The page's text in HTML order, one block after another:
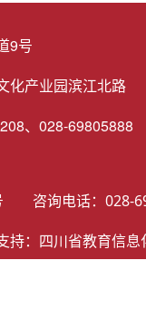
9号
化产业园滨江北路
、028-69805888
9号 咨询电话：
： 四川省教育信